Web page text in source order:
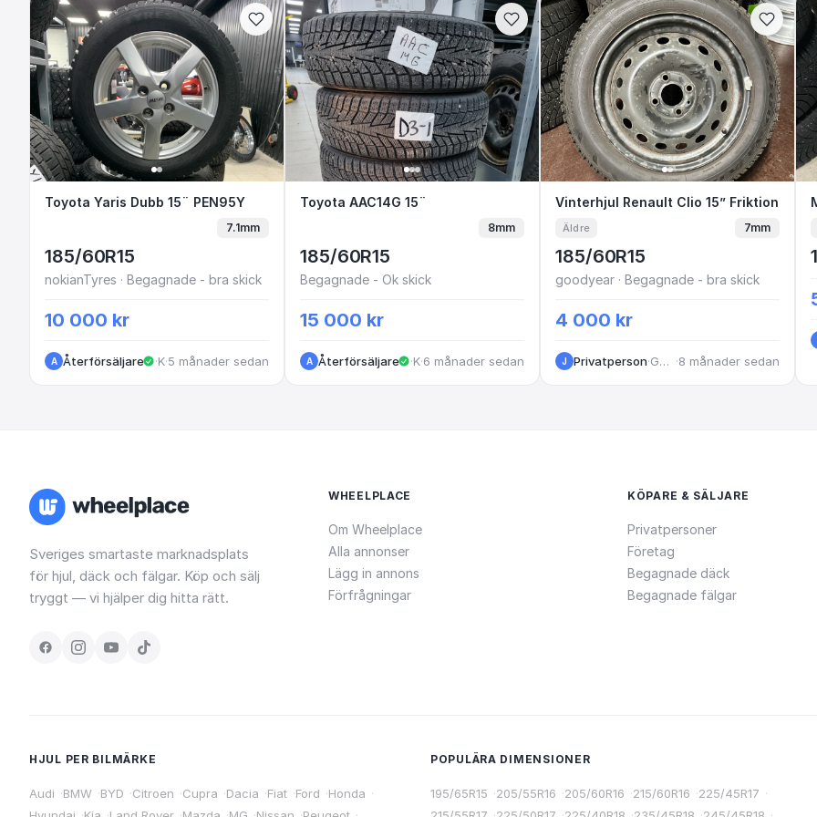
Toyota Yaris Dubb 15¨ PEN95Y
Toyota Yaris Dubb 15¨ PEN95Y
7.1mm
185/60R15
nokianTyres · Begagnade - bra skick
10 000 kr
A Återförsäljare · Kungälv
·5 månader sedan
Toyota AAC14G 15¨
Toyota AAC14G 15¨
8mm
185/60R15
Begagnade - Ok skick
15 000 kr
A Återförsäljare · Kungälv
·6 månader sedan
Vinterhjul Renault Clio 15”
Vinterhjul Renault Clio 15” Friktion
Äldre 7mm
185/60R15
goodyear · Begagnade - bra skick
4 000 kr
J Privatperson· Göteborg ·8 månader sedan
Sveriges smartaste marknadsplats
för hjul, däck och fälgar. Köp och sälj
tryggt — vi hjälper dig hitta rätt.
WHEELPLACE
Om Wheelplace
Alla annonser
Lägg in annons
Förfrågningar
KÖPARE & SÄLJARE
Privatpersoner
Företag
Begagnade däck
Begagnade fälgar
HJUL PER BILMÄRKE
Audi ·BMW ·BYD ·Citroen ·Cupra ·Dacia ·Fiat ·Ford ·Honda ·
POPULÄRA DIMENSIONER
195/65R15 ·205/55R16 ·205/60R16 ·215/60R16 ·225/45R17 ·